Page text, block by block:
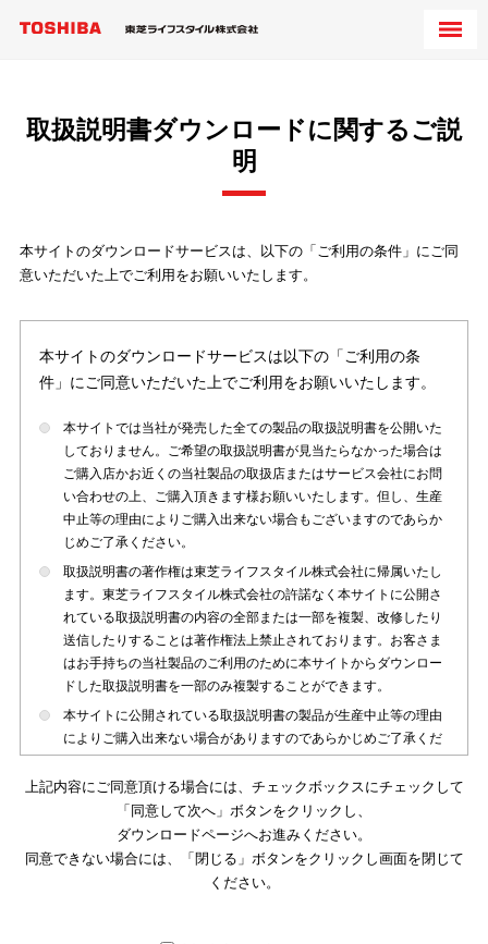
取扱説明書ダウンロードに関するご説
明
本サイトのダウンロードサービスは、以下の「ご利用の条件」にご同
意いただいた上でご利用をお願いいたします。
本サイトのダウンロードサービスは以下の「ご利用の条
件」にご同意いただいた上でご利用をお願いいたします。
本サイトでは当社が発売した全ての製品の取扱説明書を公開いた
しておりません。ご希望の取扱説明書が見当たらなかった場合は
ご購入店かお近くの当社製品の取扱店またはサービス会社にお問
い合わせの上、ご購入頂きます様お願いいたします。但し、生産
中止等の理由によりご購入出来ない場合もございますのであらか
じめご了承ください。
取扱説明書の著作権は東芝ライフスタイル株式会社に帰属いたし
ます。東芝ライフスタイル株式会社の許諾なく本サイトに公開さ
れている取扱説明書の内容の全部または一部を複製、改修したり
送信したりすることは著作権法上禁止されております。お客さま
はお手持ちの当社製品のご利用のために本サイトからダウンロー
ドした取扱説明書を一部のみ複製することができます。
本サイトに公開されている取扱説明書の製品が生産中止等の理由
によりご購入出来ない場合がありますのであらかじめご了承くだ
本サイトに公開されている取扱説明書は、製品が発売された時点
のものを掲載しております。従いまして本サイトに掲載されてい
る取扱説明書の記載内容とお客さまがお持ちの製品の仕様がその
後のマイナーチェンジ等で変更になる場合がございます。本サイ
トに公開されている取扱説明書の内容とお手持ちの製品の仕様に
上記内容にご同意頂ける場合には、チェックボックスにチェックして
「同意して次へ」ボタンをクリックし、
ダウンロードページへお進みください。
同意できない場合には、「閉じる」ボタンをクリックし画面を閉じて
ください。